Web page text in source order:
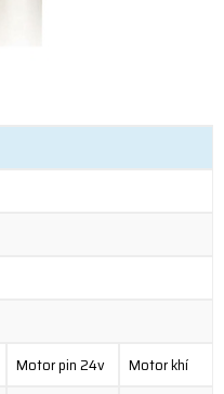
Motor pin 24v
Motor khí